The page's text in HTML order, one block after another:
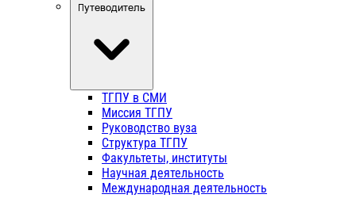
Путеводитель
ТГПУ в СМИ
Миссия ТГПУ
Руководство вуза
Структура ТГПУ
Факультеты, институты
Научная деятельность
Международная деятельность